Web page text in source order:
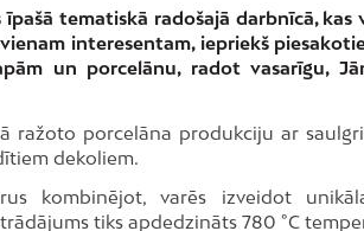
tematiskā radošajā darbnīcā, kas
interesentam, iepriekš
un porcelānu, radot vasarīgu,
ražoto porcelāna produkciju ar
dekoliem.
kombinējot, varēs izveidot
tiks apdedzināts 780 °C